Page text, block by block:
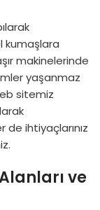
kumaşlara
makinelerinde
yaşanmaz
sitemiz
de ihtiyaçlarınız
ve